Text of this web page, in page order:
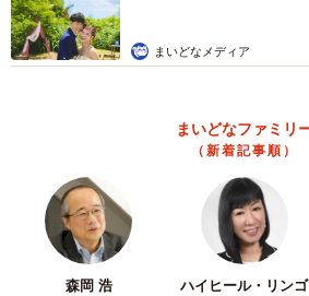
やむを得ない事情がある場合、客同士のトラ
や会場のスタッフに相談してみるのが賢明だ。
まいどなメディア
まいどなファミリ
（新着記事順）
森岡 浩 ハイヒール・リンゴ